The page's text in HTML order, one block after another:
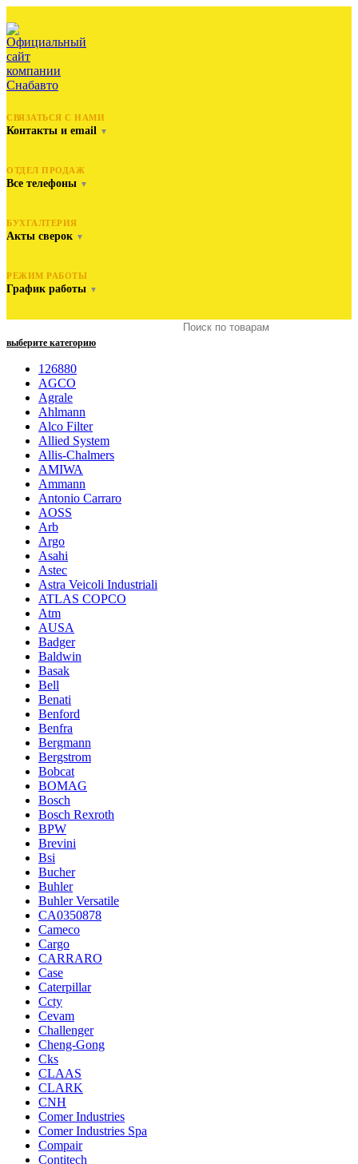
СВЯЗАТЬСЯ С НАМИ
Контакты и email ▼
ОТДЕЛ ПРОДАЖ
Все телефоны ▼
БУХГАЛТЕРИЯ
Акты сверок ▼
РЕЖИМ РАБОТЫ
График работы ▼
выберите категорию
126880
AGCO
Agrale
Ahlmann
Alco Filter
Allied System
Allis-Chalmers
AMIWA
Ammann
Antonio Carraro
AOSS
Arb
Argo
Asahi
Astec
Astra Veicoli Industriali
ATLAS COPCO
Atm
AUSA
Badger
Baldwin
Basak
Bell
Benati
Benford
Benfra
Bergmann
Bergstrom
Bobcat
BOMAG
Bosch
Bosch Rexroth
BPW
Brevini
Bsi
Bucher
Buhler
Buhler Versatile
CA0350878
Cameco
Cargo
CARRARO
Case
Caterpillar
Ccty
Cevam
Challenger
Cheng-Gong
Cks
CLAAS
CLARK
CNH
Comer Industries
Comer Industries Spa
Compair
Contitech